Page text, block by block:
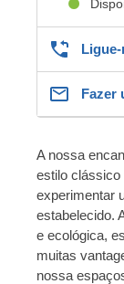
Fazer
A nossa
estilo clássico
experimentar
estabelecido.
e ecológica,
muitas
nossa